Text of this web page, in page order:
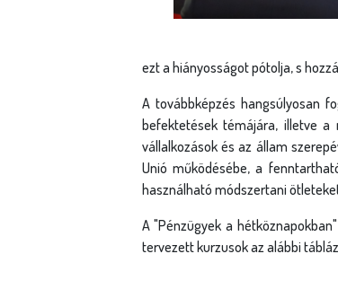
ezt a hiányosságot pótolja, s
A továbbképzés hangsúlyosan
befektetések témájára, illetve a
vállalkozások és az állam
Unió működésébe, a
használható módszertani
A "Pénzügyek a
tervezett kurzusok az alábbi